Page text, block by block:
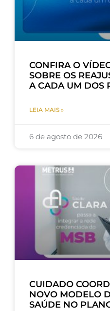
CONFIRA O
SOBRE OS
A CADA UM DOS
LEIA MAIS »
6 de agosto de 2026
CUIDADO
NOVO MODELO
SAÚDE NO